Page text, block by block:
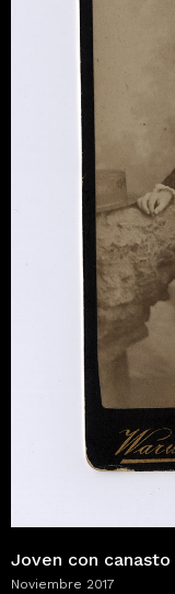
Joven con canasto
Noviembre 2017